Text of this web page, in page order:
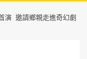
演 邀請鄉親走進奇幻劇